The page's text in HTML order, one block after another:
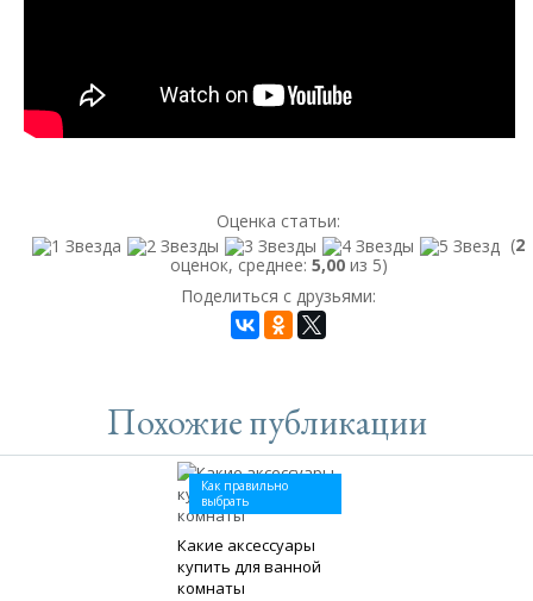
Оценка статьи:
(2
оценок, среднее: 5,00из 5)
Поделиться с друзьями:
Похожие публикации
Как правильно
выбрать
Какие аксессуары
купить для ванной
комнаты